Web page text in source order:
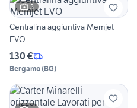
3
Centralina aggiuntiva Memjet
EVO
130 €
Bergamo(BG)